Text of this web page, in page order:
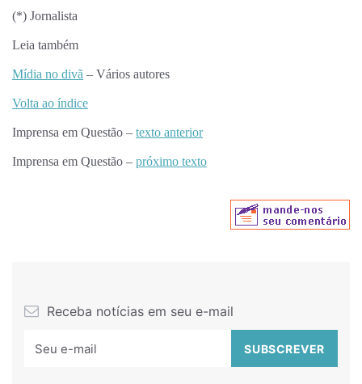
(*) Jornalista
Leia também
Mídia no divã – Vários autores
Volta ao índice
Imprensa em Questão – texto anterior
Imprensa em Questão – próximo texto
Receba notícias em seu e-mail